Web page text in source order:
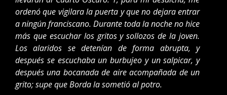
ordenó que vigilara la puerta y que no dejara entrar
a ningún franciscano. Durante toda la noche no hice
más que escuchar los gritos y sollozos de la joven.
Los alaridos se detenían de forma abrupta, y
después se escuchaba un burbujeo y un salpicar, y
después una bocanada de aire acompañada de un
grito; supe que Borda la sometió al potro.